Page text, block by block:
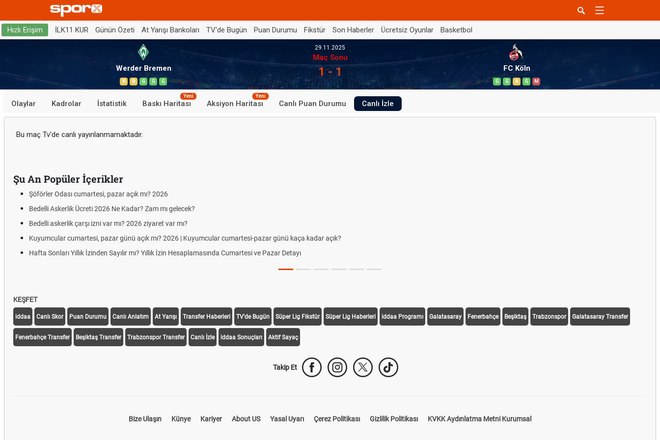
Hızlı Erişim İLK11 KUR Günün Özeti At Yarışı Bankoları TV'de Bugün Puan Durumu Fikstür Son Haberler Ücretsiz Oyunlar Basketbol
Werder Bremen
B B G G G
29.11.2025
Maç Sonu
1 - 1 FC Köln
G G B G M
Olaylar Kadrolar İstatistik Baskı Haritası
Yeni
Aksiyon Haritası
Yeni
Canlı Puan Durumu Canlı İzle
Bu maç Tv'de canlı yayınlanmamaktadır.
Şu An Popüler İçerikler
Şöförler Odası cumartesi, pazar açık mı? 2026
Bedelli Askerlik Ücreti 2026 Ne Kadar? Zam mı gelecek?
Bedelli askerlik çarşı izni var mı? 2026 ziyaret var mı?
Kuyumcular cumartesi, pazar günü açık mı? 2026 | Kuyumcular cumartesi-pazar günü kaça kadar açık?
Hafta Sonları Yıllık İzinden Sayılır mı? Yıllık İzin Hesaplamasında Cumartesi ve Pazar Detayı
KEŞFET
iddaa Canlı Skor Puan Durumu Canlı Anlatım At Yarışı Transfer Haberleri TV'de Bugün Süper Lig Fikstür Süper Lig Haberleri iddaa Programı Galatasaray Fenerbahçe Beşiktaş Trabzonspor Galatasaray Transfer
Fenerbahçe Transfer Beşiktaş Transfer Trabzonspor Transfer Canlı İzle iddaa Sonuçları Aktif Sayaç
Takip Et
Bize Ulaşın Künye Kariyer About US Yasal Uyarı Çerez Politikası Gizlilik Politikası KVKK Aydınlatma Metni Kurumsal